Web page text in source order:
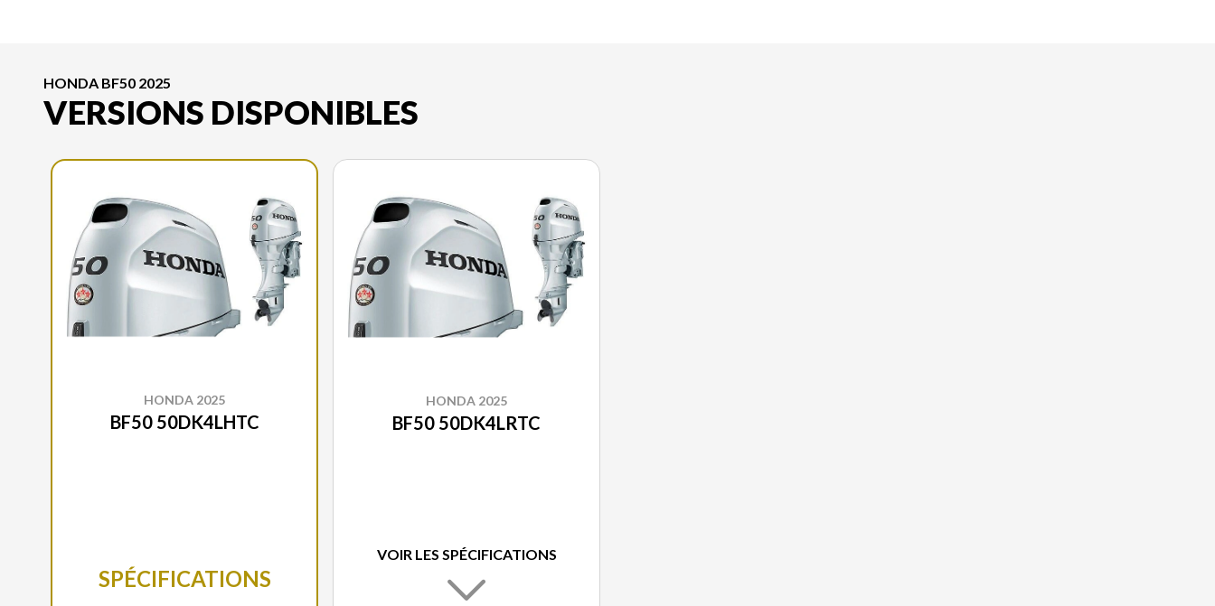
HONDA BF50 2025
VERSIONS DISPONIBLES
HONDA 2025
BF50 50DK4LHTC
SPÉCIFICATIONS
HONDA 2025
BF50 50DK4LRTC
VOIR LES SPÉCIFICATIONS